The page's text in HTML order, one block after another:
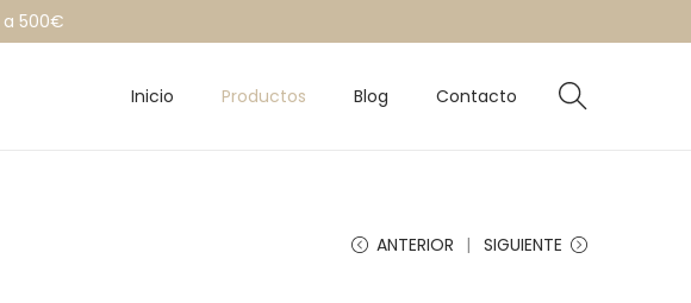
a 500€
Inicio Productos Blog Contacto
ANTERIOR SIGUIENTE